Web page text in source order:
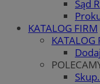
Sąd
KATALOG FIRM
KATALOG